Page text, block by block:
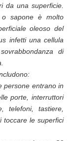
da una superficie.
o sapone è molto
oleoso del
infetti una cellula
di
persone entrano in
porte, interruttori
telefoni, tastiere,
toccare le superfici